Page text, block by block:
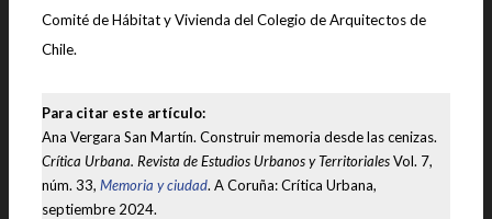
Comité de Hábitat y Vivienda del Colegio de Arquitectos de
Chile.
Para citar este artículo:
Ana Vergara San Martín. Construir memoria desde las cenizas.
Crítica Urbana. Revista de Estudios Urbanos y TerritorialesVol. 7,
núm. 33, Memoria y ciudad. A Coruña: Crítica Urbana,
septiembre 2024.